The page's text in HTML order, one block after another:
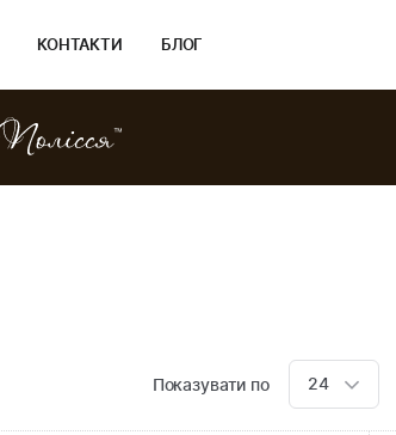
КОНТАКТИ БЛОГ
Показувати по 24